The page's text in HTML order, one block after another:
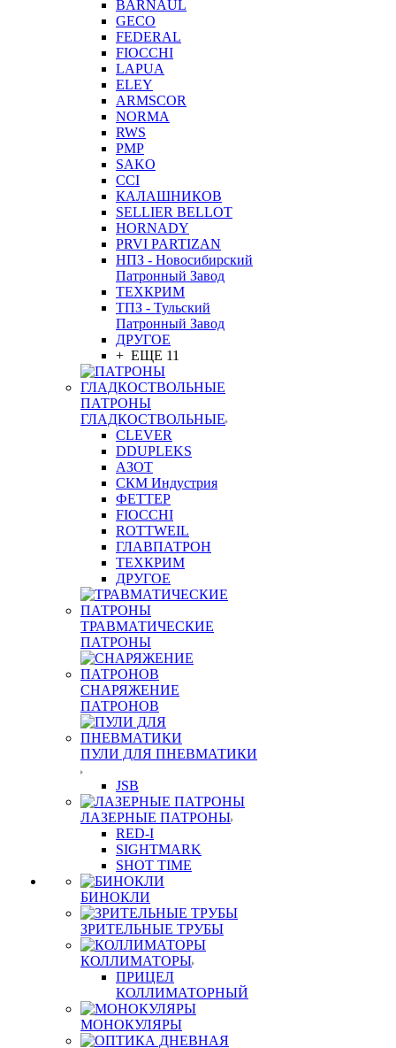
BARNAUL
GEСO
FEDERAL
FIOCCHI
LAPUA
ELEY
ARMSCOR
NORMA
RWS
PMP
SAKO
CCI
КАЛАШНИКОВ
SELLIER BELLOT
HORNADY
PRVI PARTIZAN
НПЗ - Новосибирский
Патронный Завод
ТЕХКРИМ
ТПЗ - Тульский
Патронный Завод
ДРУГОЕ
+ ЕЩЕ 11
ПАТРОНЫ
ГЛАДКОСТВОЛЬНЫЕ
CLEVER
DDUPLEKS
АЗОТ
СКМ Индустрия
ФЕТТЕР
FIOCCHI
ROTTWEIL
ГЛАВПАТРОН
ТЕХКРИМ
ДРУГОЕ
ТРАВМАТИЧЕСКИЕ
ПАТРОНЫ
СНАРЯЖЕНИЕ
ПАТРОНОВ
ПУЛИ ДЛЯ ПНЕВМАТИКИ
JSB
ЛАЗЕРНЫЕ ПАТРОНЫ
RED-I
SIGHTMARK
SHOT TIME
БИНОКЛИ
ЗРИТЕЛЬНЫЕ ТРУБЫ
КОЛЛИМАТОРЫ
ПРИЦЕЛ
КОЛЛИМАТОРНЫЙ
МОНОКУЛЯРЫ